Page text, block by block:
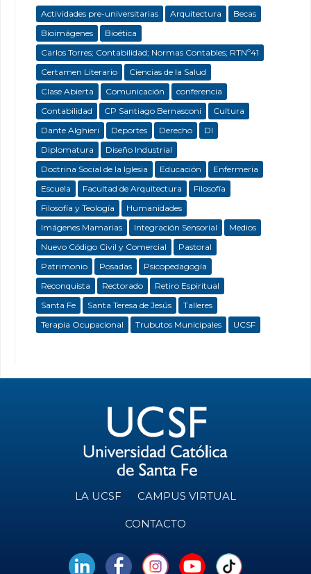
Actividades pre-universitarias Arquitectura
Becas
Bioimágenes
Bioética
Carlos Torres; Contabilidad; Normas Contables; RTNº41
Certamen Literario
Ciencias de la Salud
Clase Abierta
Comunicación
conferencia
Contabilidad
CP Santiago Bernasconi
Cultura
Dante Alghieri
Deportes Derecho
DI
Diplomatura
Diseño Industrial
Doctrina Social de la Iglesia
Educación
Enfermeria
Escuela
Facultad de Arquitectura
Filosofía
Filosofía y Teología
Humanidades
Imágenes Mamarias
Integración Sensorial
Medios
Nuevo Código Civil y Comercial
Pastoral
Patrimonio
Posadas
Psicopedagogía
Reconquista
Rectorado
Retiro Espiritual
Santa Fe
Santa Teresa de Jesús
Talleres
Terapia Ocupacional
Trubutos Municipales UCSF
LA UCSF CAMPUS VIRTUAL
CONTACTO